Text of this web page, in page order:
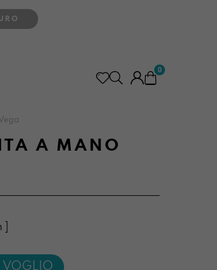
0
A MANO
VOGLIO